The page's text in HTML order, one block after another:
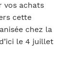
vos achats
cette
chez la
le 4 juillet